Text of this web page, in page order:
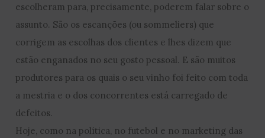
escolheram para, precisamente, poderem falar sobre o
assunto. São os escanções (ou sommeliers) que
corrigem as escolhas dos clientes e lhes dizem que
estão enganados no seu gosto pessoal. E são muitos
produtores para os quais o seu vinho foi feito com toda
a mestria e o dos concorrentes está carregado de
defeitos.
Hoje, como na política, no futebol e no marketing das